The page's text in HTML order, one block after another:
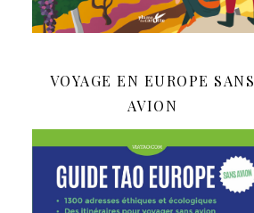
VOYAGE EN EUROPE SANS
AVION